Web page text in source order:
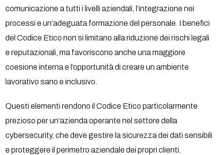
comunicazione a tutti i livelli aziendali, l’integrazione nei
processi e un’adeguata formazione del personale. I benefici
del Codice Etico non si limitano alla riduzione dei rischi legali
e reputazionali, ma favoriscono anche una maggiore
coesione interna e l’opportunità di creare un ambiente
lavorativo sano e inclusivo.
Questi elementi rendono il Codice Etico particolarmente
prezioso per un’azienda operante nel settore della
cybersecurity, che deve gestire la sicurezza dei dati sensibili
e proteggere il perimetro aziendale dei propri clienti.